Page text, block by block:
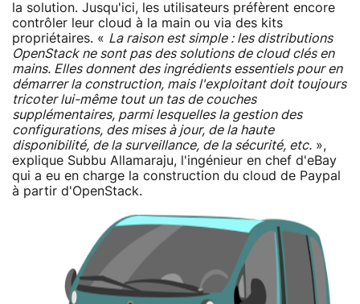
la solution. Jusqu'ici, les utilisateurs préfèrent encore
contrôler leur cloud à la main ou via des kits
propriétaires. « La raison est simple : les distributions
OpenStack ne sont pas des solutions de cloud clés en
mains. Elles donnent des ingrédients essentiels pour en
démarrer la construction, mais l'exploitant doit toujours
tricoter lui-même tout un tas de couches
supplémentaires, parmi lesquelles la gestion des
configurations, des mises à jour, de la haute
disponibilité, de la surveillance, de la sécurité, etc. »,
explique Subbu Allamaraju, l'ingénieur en chef d'eBay
qui a eu en charge la construction du cloud de Paypal
à partir d'OpenStack.